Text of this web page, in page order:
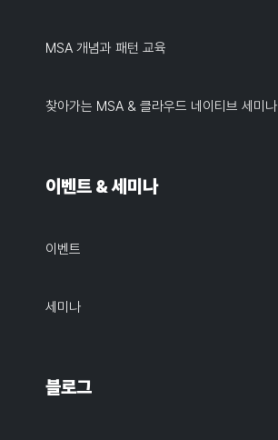
MSA 개념과 패턴 교육
찾아가는 MSA & 클라우드 네이티브 세미나
이벤트 & 세미나
이벤트
세미나
블로그